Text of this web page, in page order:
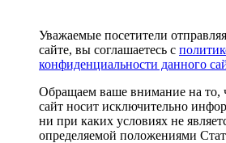
Уважаемые посетители
сайте, вы соглашаетесь с
конфиденциальности данного
Обращаем ваше внимание на то,
сайт носит исключительно
ни при каких условиях не
определяемой положениями